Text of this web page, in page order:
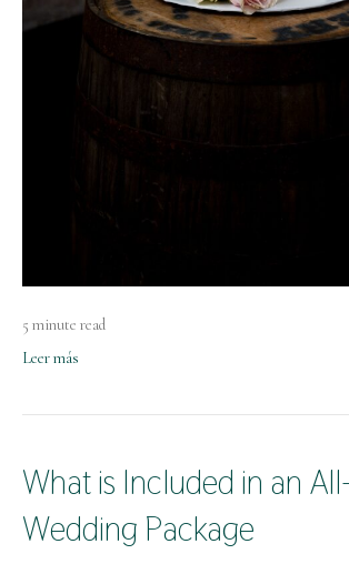
5 minute read
Leer más
What is Included in an
Wedding Package